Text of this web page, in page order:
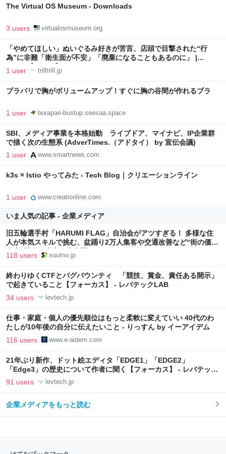
The Virtual OS Museum - Downloads
3 users virtualosmuseum.org
「やめてほしい」ぬいぐるみ好きが苦言、店頭で目撃された“行
為”に非難「衛生面が不安」「廃棄になることもあるのに」 |
TRILL【トリル】
1 user trilltrill.jp
ブラパリで胸がボリュームアップ！すぐに胸の谷間が作れるブラ
1 user burapari-bustup.seesaa.space
SBI、メディア事業を本格始動 ライブドア、マイナビ、IP企業群
で描く次の生態系 (AdverTimes.（アドタイ） by 宣伝会議)
1 user www.smartnews.com
k3s × Istio やってみた - Tech Blog｜クリエーションライン
1 user www.creationline.com
いま人気の記事 - 企業メディア
旧五輪選手村「HARUMI FLAG」自治会がアツすぎる！ 多様な住
人が本気スキルで挑む、盆踊り2万人集客や交通改善など“街の価値
向上”戦略 東京・中央区
118 users suumo.jp
終わりゆくCTFとバグバウンティ 「競技、賞金、責任ある開示」
で起きていること【フォーカス】 - レバテックLAB
34 users levtech.jp
仕事・家庭・個人の優先順位はもっと柔軟に変えていい 40代のわ
たしが10年後の自分に伝えたいこと - りっすん by イーアイデム
116 users www.e-aidem.com
21年ぶり新作、ドット絵エディタ「EDGE1」「EDGE2」
「Edge3」の歴史について作者に聞く【フォーカス】 - レバテック
LAB
91 users levtech.jp
企業メディアをもっと読む